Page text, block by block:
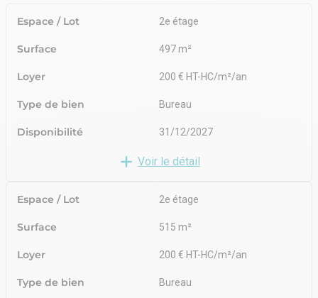
Espace / Lot 2e étage
Surface 497 m²
Loyer 200 € HT-HC/m²/an
Type de bien Bureau
Disponibilité 31/12/2027
Voir le détail
Espace / Lot 2e étage
Surface 515 m²
Loyer 200 € HT-HC/m²/an
Type de bien Bureau